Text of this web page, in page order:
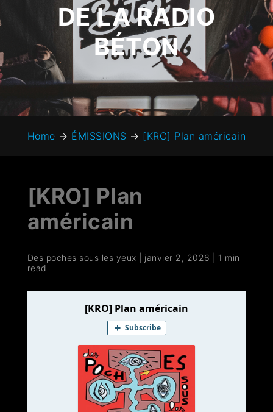
DE LA RADIO
BÉTON
Home → ÉMISSIONS → [KRO] Plan américain
[KRO] Plan
américain
Des poches sous les yeux janvier 2, 2026
1 min
read